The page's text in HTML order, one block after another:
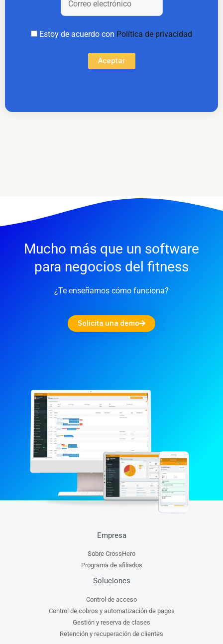
Estoy de acuerdo con Política de privacidad
Aceptar
Mucho más que un software
para negocios del fitness
¿Te enseñamos cómo funciona?
Solicita una demo
Empresa
Sobre CrossHero
Programa de afiliados
Soluciones
Control de acceso
Control de cobros y automatización de pagos
Gestión y reserva de clases
Retención y recuperación de clientes